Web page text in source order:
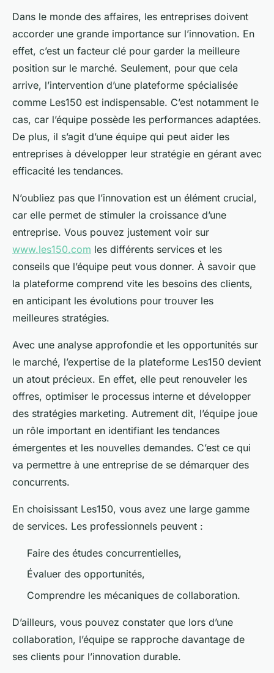
Dans le monde des affaires, les entreprises doivent
accorder une grande importance sur l’innovation. En
effet, c’est un facteur clé pour garder la meilleure
position sur le marché. Seulement, pour que cela
arrive, l’intervention d’une plateforme spécialisée
comme Les150 est indispensable. C’est notamment le
cas, car l’équipe possède les performances adaptées.
De plus, il s’agit d’une équipe qui peut aider les
entreprises à développer leur stratégie en gérant avec
efficacité les tendances.
N’oubliez pas que l’innovation est un élément crucial,
car elle permet de stimuler la croissance d’une
entreprise. Vous pouvez justement voir sur
www.les150.com les différents services et les
conseils que l’équipe peut vous donner. À savoir que
la plateforme comprend vite les besoins des clients,
en anticipant les évolutions pour trouver les
meilleures stratégies.
Avec une analyse approfondie et les opportunités sur
le marché, l’expertise de la plateforme Les150 devient
un atout précieux. En effet, elle peut renouveler les
offres, optimiser le processus interne et développer
des stratégies marketing. Autrement dit, l’équipe joue
un rôle important en identifiant les tendances
émergentes et les nouvelles demandes. C’est ce qui
va permettre à une entreprise de se démarquer des
concurrents.
En choisissant Les150, vous avez une large gamme
de services. Les professionnels peuvent :
Faire des études concurrentielles,
Évaluer des opportunités,
Comprendre les mécaniques de collaboration.
D’ailleurs, vous pouvez constater que lors d’une
collaboration, l’équipe se rapproche davantage de
ses clients pour l’innovation durable.